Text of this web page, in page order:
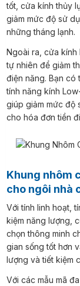
tốt, cửa kính thủy
giảm mức độ sử
những tháng lạnh.
Ngoài ra, cửa kính lùa khung nhôm còn giúp tận dụng ánh sáng
tự nhiên để giảm
điện năng. Bạn có
tính năng kính
giúp giảm mức độ
cho hóa đơn tiền
Khung nhôm cửa kính – Sự lựa chọn thông minh
cho ngôi nhà
Với tính linh hoạt, tính thẩm mỹ cao, độ bền lâu dài và tính tiết
kiệm năng lượng,
chọn thông minh
gian sống tốt hơn
lượng và tiết kiệm
Với các mẫu mã đa dạng và giá thành hợp lý, cửa sổ kính cường